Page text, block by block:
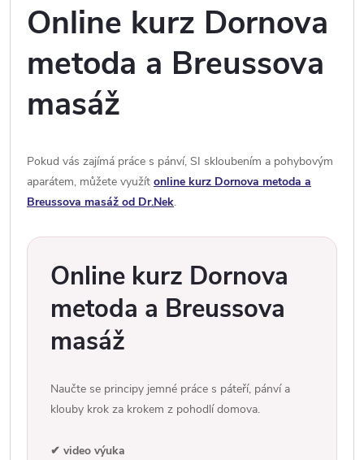
Online kurz Dornova
metoda a Breussova
masáž
Pokud vás zajímá práce s pánví, SI skloubením a pohybovým
aparátem, můžete využít online kurz Dornova metoda a
Breussova masáž od Dr.Nek.
Online kurz Dornova
metoda a Breussova
masáž
Naučte se principy jemné práce s páteří, pánví a
klouby krok za krokem z pohodlí domova.
✔ video výuka